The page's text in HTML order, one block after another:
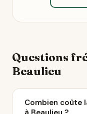
Questions
Beaulieu
Combien coûte